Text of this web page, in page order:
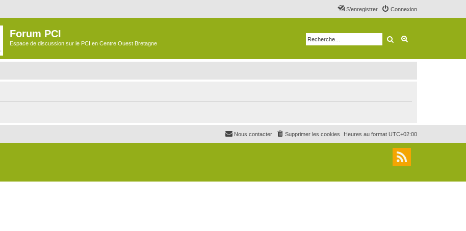
Connexion
S’enregistrer
Forum PCI
Espace de discussion sur le PCI en Centre Ouest Bretagne Rechercher
Heures au format UTC+02:00
Supprimer les cookies
Nous contacter